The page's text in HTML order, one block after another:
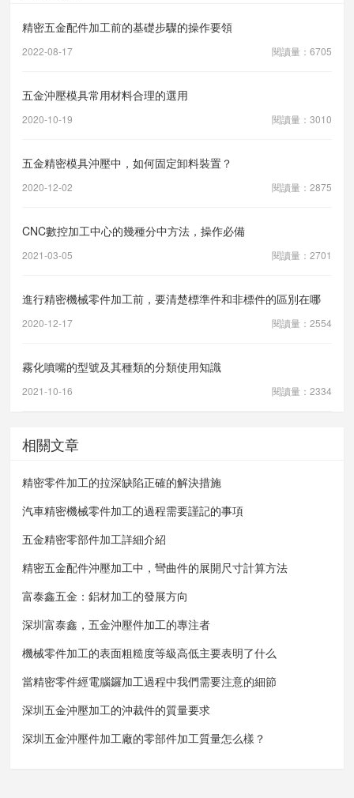
精密五金配件加工前的基礎步驟的操作要領
2022-08-17 閱讀量：6705
五金沖壓模具常用材料合理的選用
2020-10-19 閱讀量：3010
五金精密模具沖壓中，如何固定卸料裝置？
2020-12-02 閱讀量：2875
CNC數控加工中心的幾種分中方法，操作必備
2021-03-05 閱讀量：2701
進行精密機械零件加工前，要清楚標準件和非標件的區別在哪
2020-12-17 閱讀量：2554
霧化噴嘴的型號及其種類的分類使用知識
2021-10-16 閱讀量：2334
相關文章
精密零件加工的拉深缺陷正確的解決措施
汽車精密機械零件加工的過程需要謹記的事項
五金精密零部件加工詳細介紹
精密五金配件沖壓加工中，彎曲件的展開尺寸計算方法
富泰鑫五金：鋁材加工的發展方向
深圳富泰鑫，五金沖壓件加工的專注者
機械零件加工的表面粗糙度等級高低主要表明了什么
當精密零件經電腦鑼加工過程中我們需要注意的細節
深圳五金沖壓加工的沖裁件的質量要求
深圳五金沖壓件加工廠的零部件加工質量怎么樣？